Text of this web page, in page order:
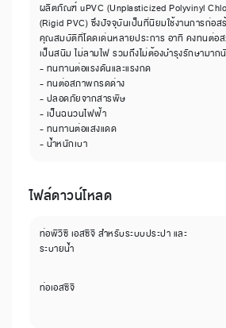
ผลิตภัณฑ์ uPVC (Unplasticized Polyvinyl
(Rigid PVC) ซึ่งปัจจุบันเป็นที่นิยมใช้งานการก่อส
คุณสมบัติที่โดดเด่นหลายประการ อาทิ คงทนต่อส
เป็นสนิม ไม่ลามไฟ รวมถึงไม่ต้องบำรุงรักษามาก
- ทนทานต่อแรงดันและแรงกด
- ทนต่อสภาพกรดด่าง
- ปลอดภัยจากสารพิษ
- เป็นฉนวนไฟฟ้า
- ทนทานต่อแสงแดด
- น้ำหนักเบา
ไฟล์ดาวน์โหลด
ท่อพีวีซี เอสซีจี สำหรับระบบประปา และ
ระบายน้ำ
ท่อเอสซีจี